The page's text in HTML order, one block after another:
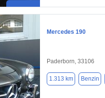
Mercedes 190
Paderborn, 33106
1.313 km Benzin